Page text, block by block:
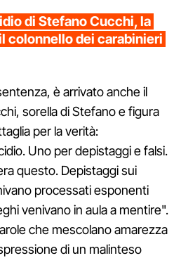
di Stefano Cucchi, la
colonnello dei carabinieri
è arrivato anche il
sorella di Stefano e figura
per la verità:
Uno per depistaggi e falsi.
questo. Depistaggi sui
processati esponenti
venivano in aula a mentire".
che mescolano amarezza
di un malinteso